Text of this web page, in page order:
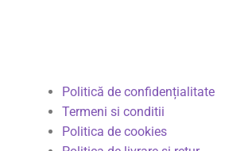
Politică de confidențialitate
Termeni si conditii
Politica de cookies